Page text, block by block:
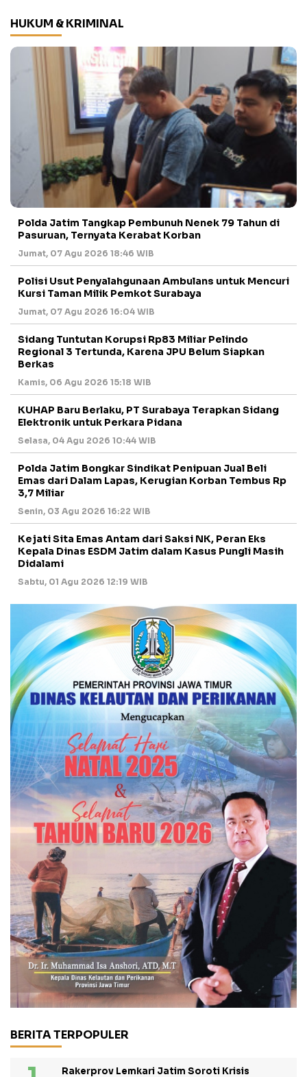
HUKUM & KRIMINAL
Polda Jatim Tangkap Pembunuh Nenek 79 Tahun di
Pasuruan, Ternyata Kerabat Korban
Jumat, 07 Agu 2026 18:46 WIB
Polisi Usut Penyalahgunaan Ambulans untuk Mencuri
Kursi Taman Milik Pemkot Surabaya
Jumat, 07 Agu 2026 16:04 WIB
Sidang Tuntutan Korupsi Rp83 Miliar Pelindo
Regional 3 Tertunda, Karena JPU Belum Siapkan
Berkas
Kamis, 06 Agu 2026 15:18 WIB
KUHAP Baru Berlaku, PT Surabaya Terapkan Sidang
Elektronik untuk Perkara Pidana
Selasa, 04 Agu 2026 10:44 WIB
Polda Jatim Bongkar Sindikat Penipuan Jual Beli
Emas dari Dalam Lapas, Kerugian Korban Tembus Rp
3,7 Miliar
Senin, 03 Agu 2026 16:22 WIB
Kejati Sita Emas Antam dari Saksi NK, Peran Eks
Kepala Dinas ESDM Jatim dalam Kasus Pungli Masih
Didalami
Sabtu, 01 Agu 2026 12:19 WIB
BERITA TERPOPULER
Rakerprov Lemkari Jatim Soroti Krisis